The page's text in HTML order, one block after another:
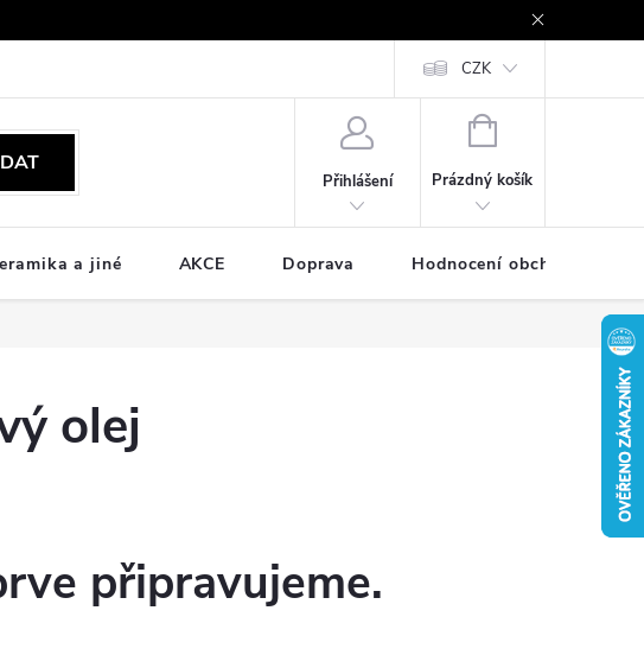
Vrácení zboží a reklamace
CZK
Přihlášení
NÁKUPNÍ
Prázdný košík
a jiné AKCE Doprava Hodnocení obchodu
olej
připravujeme.